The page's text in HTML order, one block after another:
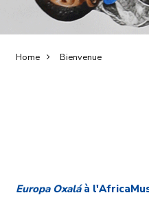
Breadcrumb
Home Bienvenue
Europa Oxaláà